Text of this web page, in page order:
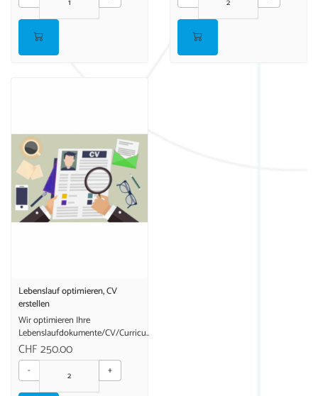
Lebenslauf optimieren, CV
erstellen
Wir optimieren Ihre
Lebenslaufdokumente/CV/Curricu..
CHF 250.00
- +